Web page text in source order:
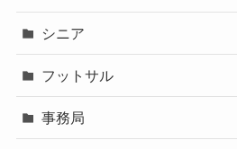
シニア
フットサル
事務局